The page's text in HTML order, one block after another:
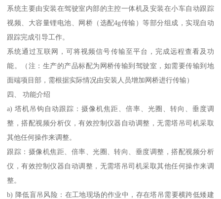
系统主要由安装在驾驶室内部的主控一体机及安装在小车自动跟踪
视频、大容量锂电池、网桥（选配4g传输）等部分组成，实现自动
跟踪完成引导工作。
系统通过互联网，可将视频信号传输至平台，完成远程查看及功
能。（注：生产的产品标配为网桥传输到驾驶室，如需要传输到地
面端项目部，需根据实际情况由安装人员增加网桥进行传输）
四、 功能介绍
a) 塔机吊钩自动跟踪：摄像机焦距、倍率、光圈、转向、垂度调
整，搭配视频分析仪，有效控制仪器自动调整，无需塔吊司机采取
其他任何操作来调整。
跟踪：摄像机焦距、倍率、光圈、转向、垂度调整，搭配视频分析
仪，有效控制仪器自动调整，无需塔吊司机采取其他任何操作来调
整。
b) 降低盲吊风险：在工地现场的作业中，存在塔吊需要横跨低矮建